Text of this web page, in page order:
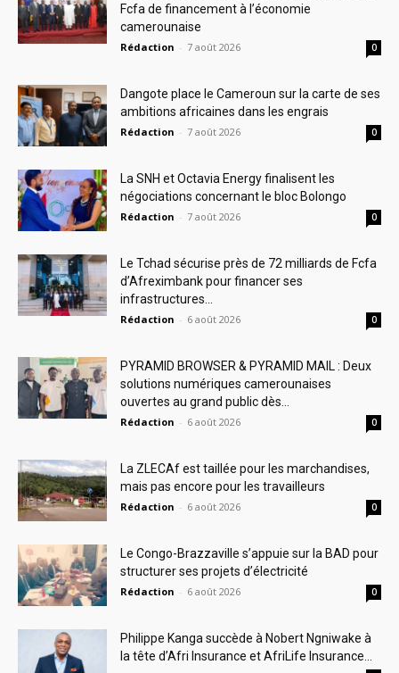
Fcfa de financement à l’économie
camerounaise
Rédaction - 7 août 2026 0
Dangote place le Cameroun sur la carte de ses
ambitions africaines dans les engrais
Rédaction - 7 août 2026 0
La SNH et Octavia Energy finalisent les
négociations concernant le bloc Bolongo
Rédaction - 7 août 2026 0
Le Tchad sécurise près de 72 milliards de Fcfa
d’Afreximbank pour financer ses
infrastructures...
Rédaction - 6 août 2026 0
PYRAMID BROWSER & PYRAMID MAIL : Deux
solutions numériques camerounaises
ouvertes au grand public dès...
Rédaction - 6 août 2026 0
La ZLECAf est taillée pour les marchandises,
mais pas encore pour les travailleurs
Rédaction - 6 août 2026 0
Le Congo-Brazzaville s’appuie sur la BAD pour
structurer ses projets d’électricité
Rédaction - 6 août 2026 0
Philippe Kanga succède à Nobert Ngniwake à
la tête d’Afri Insurance et AfriLife Insurance...